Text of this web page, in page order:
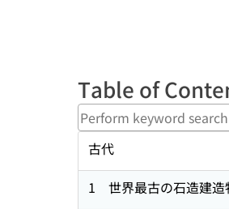
Table of
古代
1 世界最古の石造建